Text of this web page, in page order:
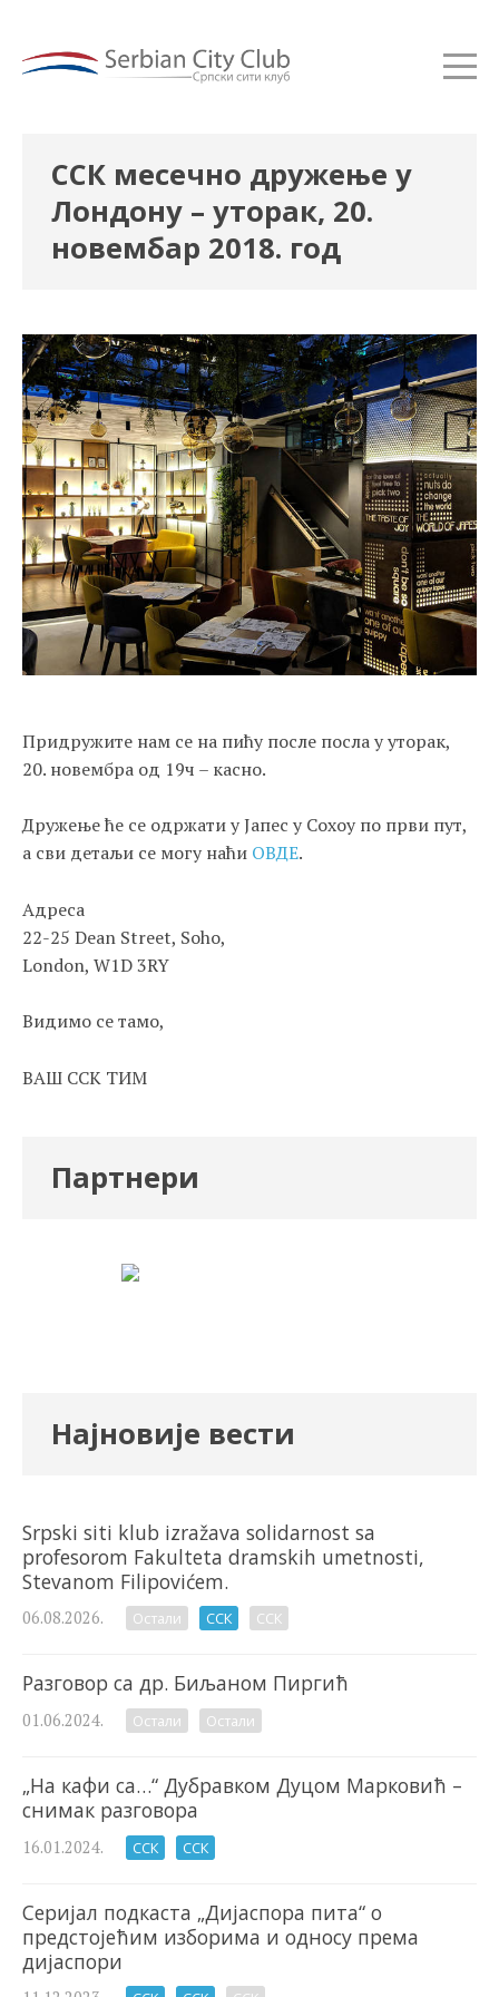
ССК месечно дружење у
Лондону – уторак, 20.
новембар 2018. год
Придружите нам се на пићу после посла у уторак,
20. новембра од 19ч – касно.
Дружење ће се одржати у Јапес у Сохоу по први пут,
а сви детаљи се могу наћи ОВДЕ.
Адреса
22-25 Dean Street, Soho,
London, W1D 3RY
Видимо се тамо,
ВАШ ССК ТИМ
Партнери
Најновије вести
Srpski siti klub izražava solidarnost sa
profesorom Fakulteta dramskih umetnosti,
Stevanom Filipovićem.
06.08.2026. Остали ССК ССК
Разговор са др. Биљаном Пиргић
01.06.2024. Остали Остали
„На кафи са…“ Дубравком Дуцом Марковић –
снимак разговора
16.01.2024. ССК ССК
Серијал подкаста „Дијаспора пита“ о
предстојећим изборима и односу према
дијаспори